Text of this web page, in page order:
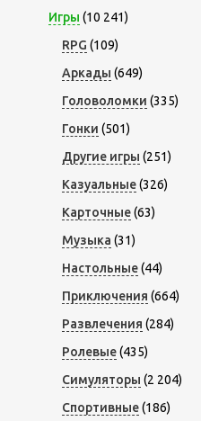
Игры (10 241)
RPG (109)
Аркады (649)
Головоломки (335)
Гонки (501)
Другие игры (251)
Казуальные(326)
Карточные(63)
Музыка (31)
Настольные(44)
Приключения (664)
Развлечения (284)
Ролевые(435)
Симуляторы (2 204)
Спортивные(186)